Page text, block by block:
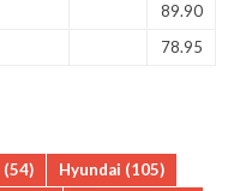
89.90
78.95
(54) Hyundai (105)